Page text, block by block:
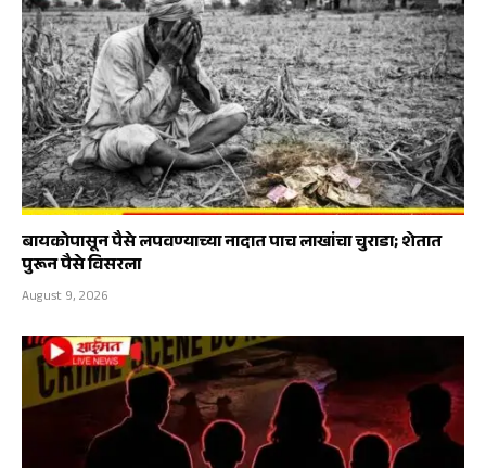
बायकोपासून पैसे लपवण्याच्या नादात पाच लाखांचा चुराडा; शेतात
पुरून पैसे विसरला
August 9, 2026